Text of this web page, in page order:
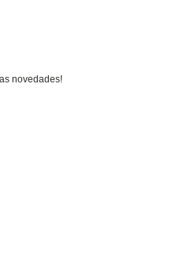
novedades!